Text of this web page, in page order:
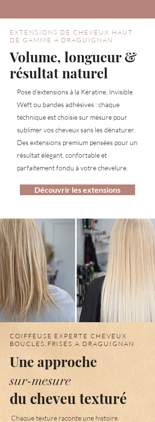
EXTENSIONS DE CHEVEUX HAUT
DE GAMME A DRAGUIGNAN
Volume, longueur &
résultat naturel
Pose d'extensions à la Kératine, Invisible
Weft ou bandes adhésives : chaque
technique est choisie sur mesure pour
sublimer vos cheveux sans les dénaturer.
Des extensions premium pensées pour un
résultat élégant, confortable et
parfaitement fondu à votre chevelure.
Découvrir les extensions
COIFFEUSE EXPERTE CHEVEUX
BOUCLES,FRISES A DRAGUIGNAN
Une approche
sur-mesure
du cheveu texturé
Chaque texture raconte une histoire